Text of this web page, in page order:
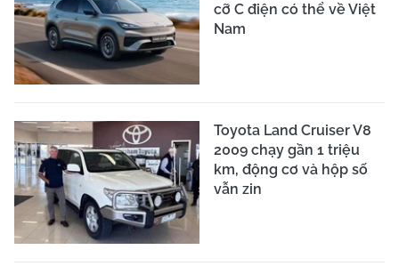
cỡ C điện có thể về Việt
Nam
Toyota Land Cruiser V8
2009 chạy gần 1 triệu
km, động cơ và hộp số
vẫn zin